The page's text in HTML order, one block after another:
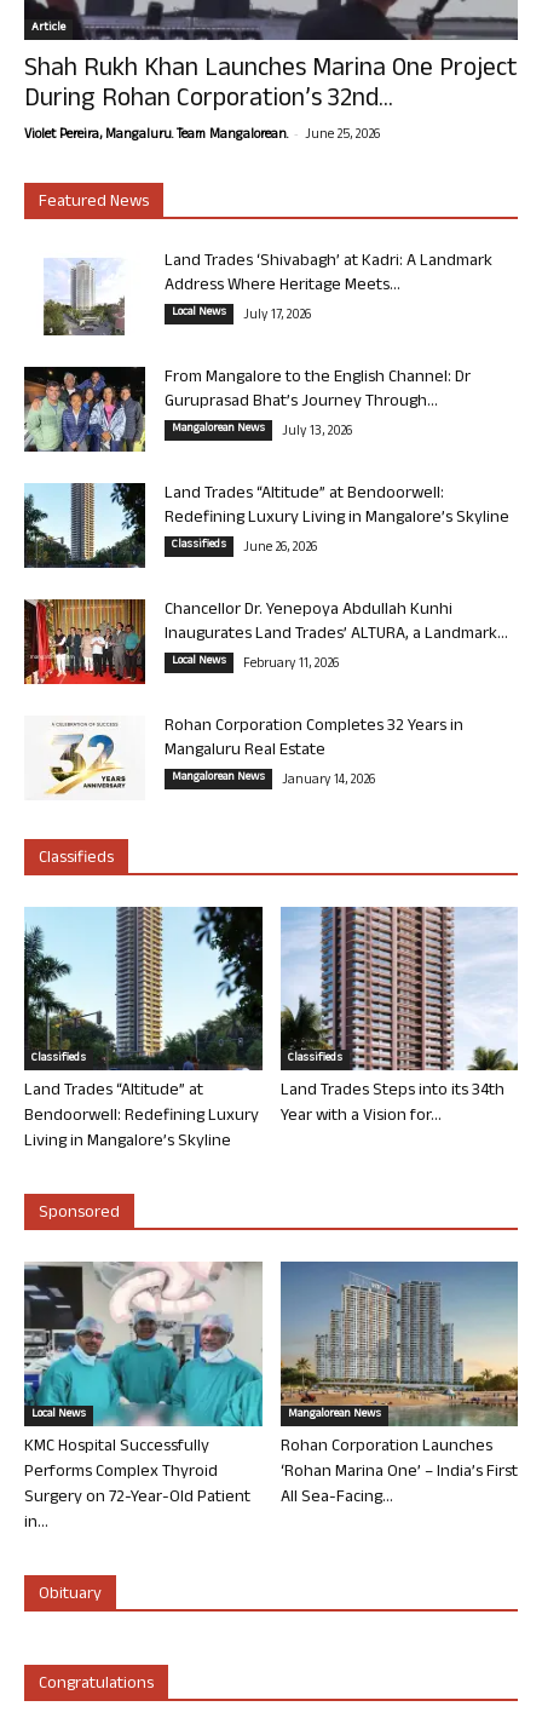
Article
Shah Rukh Khan Launches Marina One Project
During Rohan Corporation’s 32nd...
Violet Pereira, Mangaluru. Team Mangalorean. - June 25, 2026
Featured News
Land Trades ‘Shivabagh’ at Kadri: A Landmark
Address Where Heritage Meets...
Local News July 17, 2026
From Mangalore to the English Channel: Dr
Guruprasad Bhat’s Journey Through...
Mangalorean News July 13, 2026
Land Trades “Altitude” at Bendoorwell:
Redefining Luxury Living in Mangalore’s Skyline
Classifieds June 26, 2026
Chancellor Dr. Yenepoya Abdullah Kunhi
Inaugurates Land Trades’ ALTURA, a Landmark...
Local News February 11, 2026
Rohan Corporation Completes 32 Years in
Mangaluru Real Estate
Mangalorean News January 14, 2026
Classifieds
Classifieds
Land Trades “Altitude” at
Bendoorwell: Redefining Luxury
Living in Mangalore’s Skyline
Classifieds
Land Trades Steps into its 34th
Year with a Vision for...
Sponsored
Local News
KMC Hospital Successfully
Performs Complex Thyroid
Surgery on 72-Year-Old Patient
in...
Mangalorean News
Rohan Corporation Launches
‘Rohan Marina One’ – India’s First
All Sea-Facing...
Obituary
Congratulations